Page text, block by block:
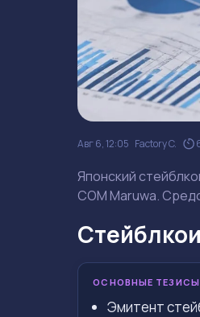
Авг 6, 12:05 Factory C.
Японский
COM Maruwa.
ОСНОВНЫЕ ТЕЗИСЫ
Эмитент